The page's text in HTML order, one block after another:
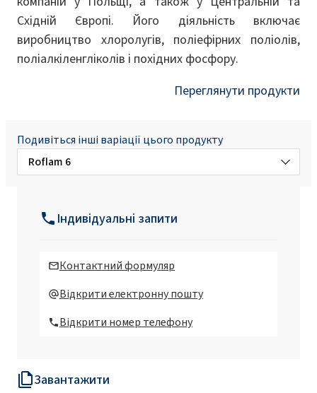
Завантажити
Східній Європі. Його діяльність включає
виробництво хлоролугів, поліефірних поліолів,
поліалкіленгліколів і похідних фосфору.
Переглянути продукти
Подивіться інші варіації цього продукту
Roflam 6
Roflam B7V
Roflam F6
Індивідуальні запити
Контактний формуляр
Відкрити електронну пошту
Відкрити номер телефону